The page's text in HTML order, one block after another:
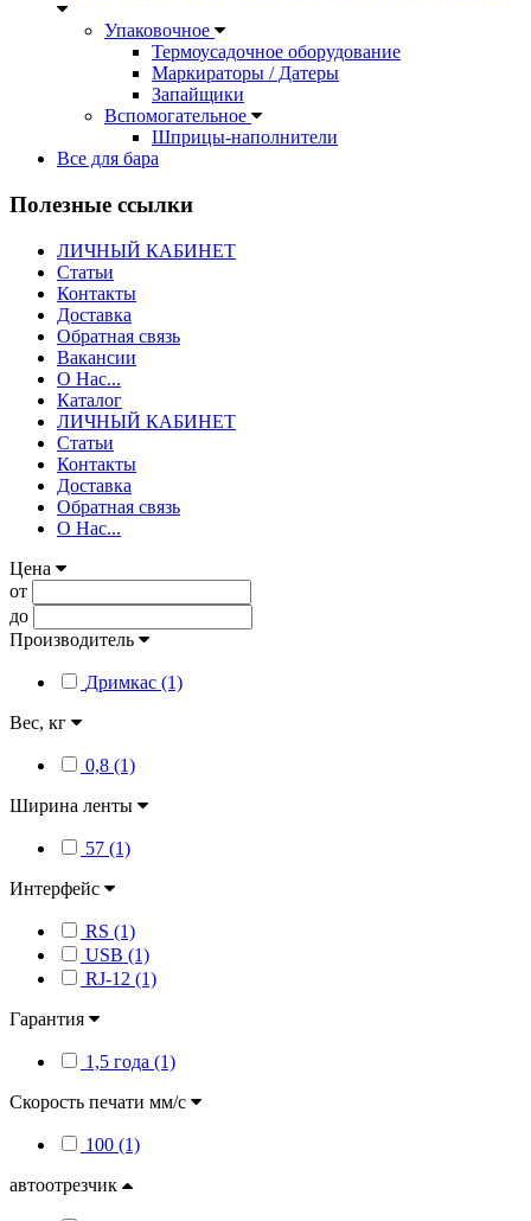
Упаковочное
Термоусадочное оборудование
Маркираторы / Датеры
Запайщики
Вспомогательное
Шприцы-наполнители
Все для бара
Полезные ссылки
ЛИЧНЫЙ КАБИНЕТ
Статьи
Контакты
Доставка
Обратная связь
Вакансии
О Нас...
Каталог
ЛИЧНЫЙ КАБИНЕТ
Статьи
Контакты
Доставка
Обратная связь
О Нас...
Цена
от
до
Производитель
Дримкас (1)
Вес, кг
0,8 (1)
Ширина ленты
57 (1)
Интерфейс
RS (1)
USB (1)
RJ-12 (1)
Гарантия
1,5 года (1)
Скорость печати мм/с
100 (1)
автоотрезчик